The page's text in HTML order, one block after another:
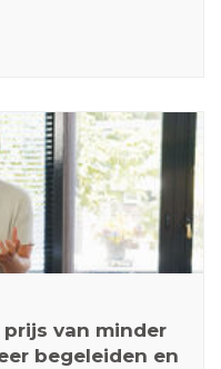
van minder
begeleiden en